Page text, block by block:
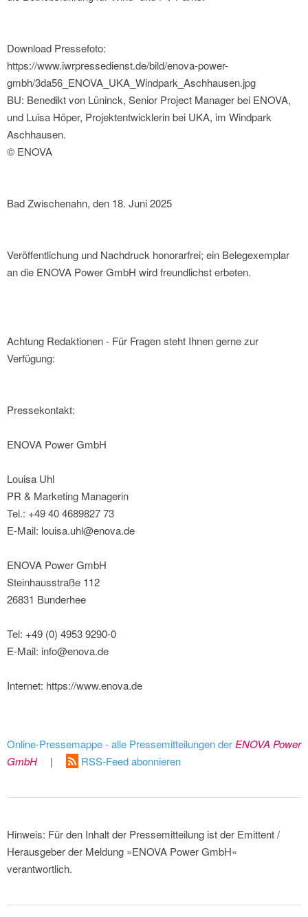
Download Pressefoto:
https://www.iwrpressedienst.de/bild/enova-power-
gmbh/3da56_ENOVA_UKA_Windpark_Aschhausen.jpg
BU: Benedikt von Lüninck, Senior Project Manager bei ENOVA,
und Luisa Höper, Projektentwicklerin bei UKA, im Windpark
Aschhausen.
© ENOVA
Bad Zwischenahn, den 18. Juni 2025
Veröffentlichung und Nachdruck honorarfrei; ein Belegexemplar
an die ENOVA Power GmbH wird freundlichst erbeten.
Achtung Redaktionen - Für Fragen steht Ihnen gerne zur
Verfügung:
Pressekontakt:
ENOVA Power GmbH
Louisa Uhl
PR & Marketing Managerin
Tel.: +49 40 4689827 73
E-Mail: louisa.uhl@enova.de
ENOVA Power GmbH
Steinhausstraße 112
26831 Bunderhee
Tel: +49 (0) 4953 9290-0
E-Mail: info@enova.de
Internet: https://www.enova.de
Online-Pressemappe - alle Pressemitteilungen derENOVA Power
GmbH
| RSS-Feed abonnieren
Hinweis: Für den Inhalt der Pressemitteilung ist der Emittent /
Herausgeber der Meldung »ENOVA Power GmbH«
verantwortlich.